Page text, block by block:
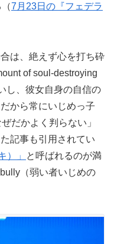
7月23日の『フェデラ
は、絶えず心を打ち砕
of soul-destroying
し、彼女自身の自信の
から常にいじめっ子
だかよく判らない」
記事も引用されてい
）」
と呼ばれるのが満
（弱い者いじめの